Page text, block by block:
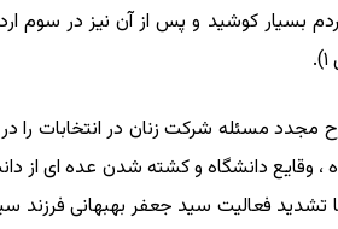
بسیار کوشید و پس از آن نیز در سوم
شد، طرح مجدد مسئله شرکت زنان در انتخابات
در تلگراف شدیداللحنی به شاه ، وقایع دانشگاه و کشته شدن عده ای
تشدید فعالیت سید جعفر بهبهانی فرزند